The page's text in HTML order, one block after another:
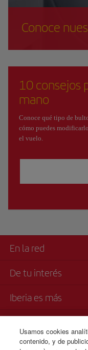
Conoce
10 consejos
mano
Conoce qué tipo de
cómo puedes
el vuelo.
En la red
De tu interés
Iberia es más
Venta telefónica de
Usamos cookies
contenido, y de